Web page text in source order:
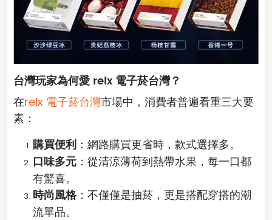
台灣玩家為何愛 relx 電子菸台灣？
在relx 電子菸台灣市場中，消費者普遍看重三大要
素：
購買便利 ：網路購買更省時，款式選擇多。
口味多元 ：從清涼薄荷到熱帶水果，每一口都
有驚喜。
時尚風格：不僅僅是抽菸，更是搭配穿搭的潮
流單品。